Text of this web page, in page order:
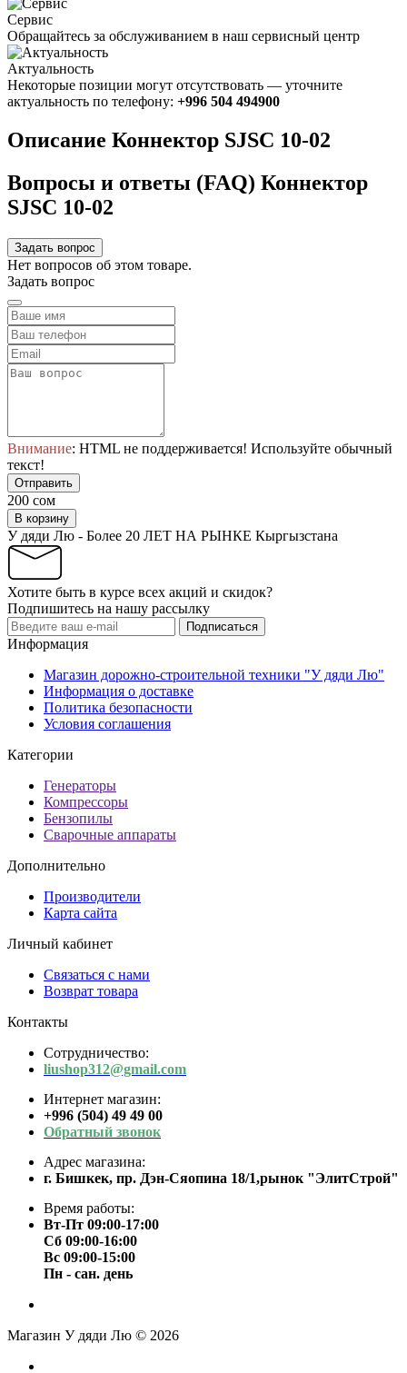
Сервис
Обращайтесь за обслуживанием в наш сервисный центр
Актуальность
Некоторые позиции могут отсутствовать — уточните
актуальность по телефону: +996 504 494900
Описание Коннектор SJSC 10-02
Вопросы и ответы (FAQ) Коннектор
SJSC 10-02
Задать вопрос
Нет вопросов об этом товаре.
Задать вопрос
Внимание: HTML не поддерживается! Используйте обычный
текст!
Отправить
200 сом
В корзину
У дяди Лю - Более 20 ЛЕТ НА РЫНКЕ Кыргызстана
Хотите быть в курсе всех акций и скидок?
Подпишитесь на нашу рассылку
Подписаться
Информация
Магазин дорожно-строительной техники "У дяди Лю"
Информация о доставке
Политика безопасности
Условия соглашения
Категории
Генераторы
Компрессоры
Бензопилы
Сварочные аппараты
Дополнительно
Производители
Карта сайта
Личный кабинет
Связаться с нами
Возврат товара
Контакты
Сотрудничество:
liushop312@gmail.com
Интернет магазин:
+996 (504) 49 49 00
Обратный звонок
Адрес магазина:
г. Бишкек, пр. Дэн-Сяопина 18/1,рынок "ЭлитСтрой"
Время работы:
Вт-Пт 09:00-17:00
Сб 09:00-16:00
Вс 09:00-15:00
Пн - сан. день
Магазин У дяди Лю © 2026